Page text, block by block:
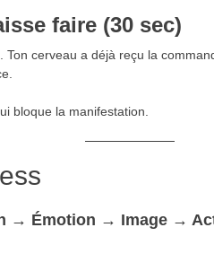
faire (30 sec)
cerveau a déjà reçu la
bloque la manifestation.
→ Émotion → Image →